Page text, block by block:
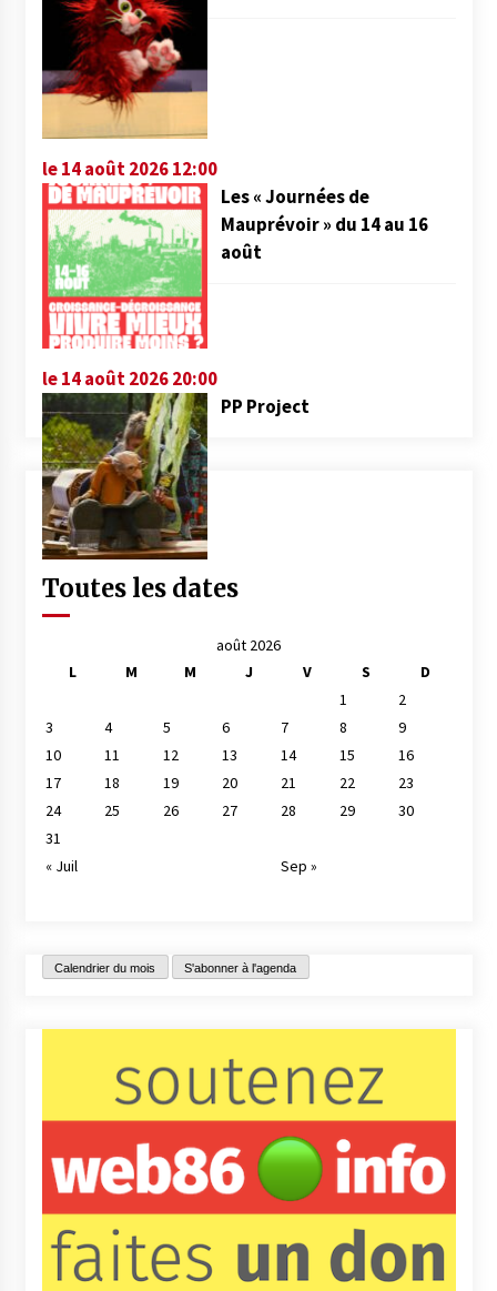
le 14 août 2026 12:00
Les « Journées de
Mauprévoir » du 14 au 16
août
le 14 août 2026 20:00
PP Project
Toutes les dates
août 2026
L
M M J V S
D
1
2
3
4 5 6 7 8
9
10
11 12 13 14 15
16
17
18 19 20 21 22
23
24
25 26 27 28 29
30
31
« Juil
Sep »
Calendrier du mois S'abonner à l'agenda